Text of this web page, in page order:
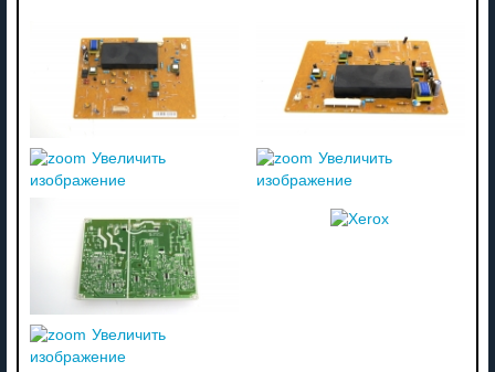
Увеличить
изображение
Увеличить
изображение
Увеличить
изображение